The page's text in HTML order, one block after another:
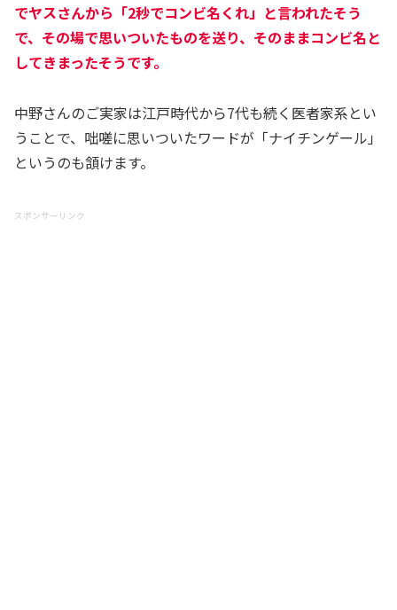
でヤスさんから「2秒でコンビ名くれ」と言われたそう
で、その場で思いついたものを送り、そのままコンビ名と
してきまったそうです。
中野さんのご実家は江戸時代から7代も続く医者家系とい
うことで、咄嗟に思いついたワードが「ナイチンゲール」
というのも頷けます。
スポンサーリンク